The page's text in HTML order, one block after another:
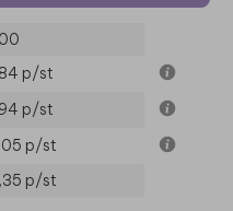
p/st
p/st
p/st
p/st